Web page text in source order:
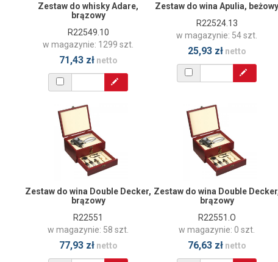
Zestaw do whisky Adare,
brązowy
R22549.10
w magazynie: 1299 szt.
71,43 złnetto
Zestaw do wina Apulia, beżowy
R22524.13
w magazynie: 54 szt.
25,93 złnetto
Zestaw do wina Double Decker,
brązowy
R22551
w magazynie: 58 szt.
77,93 złnetto
Zestaw do wina Double
brązowy
R22551.O
w magazynie: 0 szt.
76,63 złnetto